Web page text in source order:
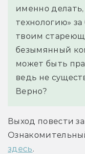
именно
технологию»
твоим
безымянный
может быть
ведь не
Верно?
Выход повести
здесь.